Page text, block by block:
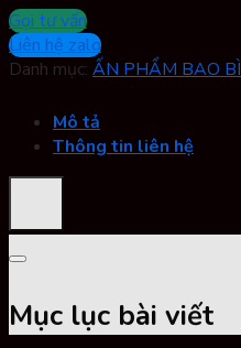
Gọi tư vấn
Liên hệ zalo
Danh mục: ẤN PHẨM BAO BÌ
Mô tả
Thông tin liên hệ
Mục lục bài viết